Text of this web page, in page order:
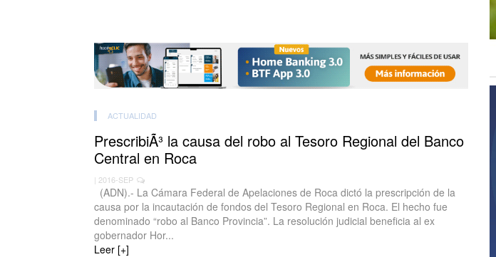
ACTUALIDAD
PrescribiÃ³ la causa del robo al Tesoro Regional del Banco
Central en Roca
| 2016-SEP
(ADN).- La Cámara Federal de Apelaciones de Roca dictó la prescripción de la
causa por la incautación de fondos del Tesoro Regional en Roca. El hecho fue
denominado “robo al Banco Provincia”. La resolución judicial beneficia al ex
gobernador Hor...
Leer [+]